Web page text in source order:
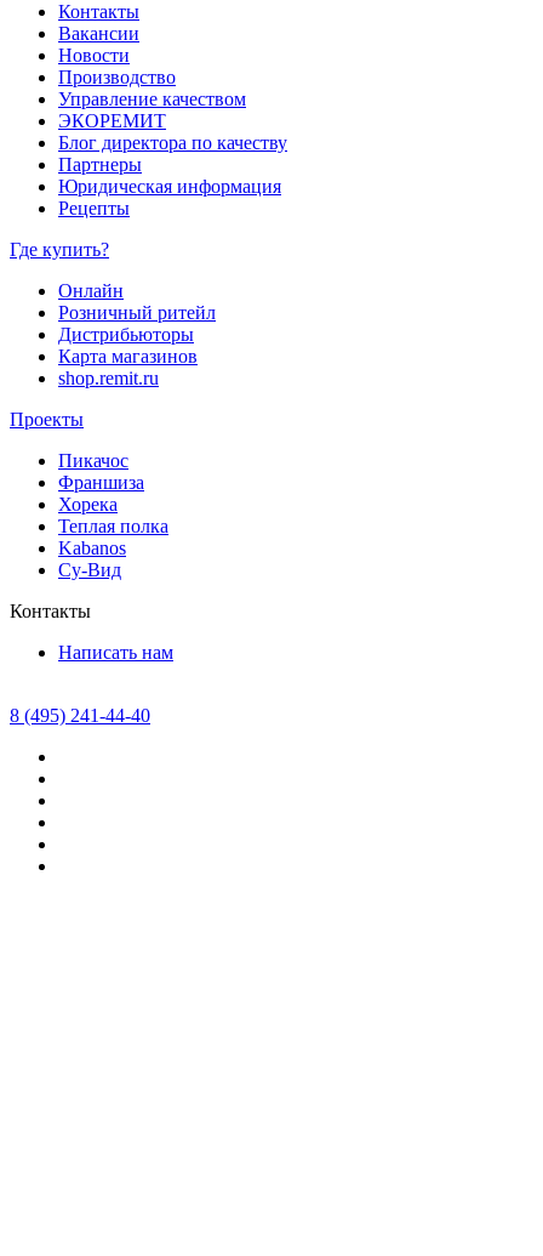
Контакты
Вакансии
Новости
Производство
Управление качеством
ЭКОРЕМИТ
Блог директора по качеству
Партнеры
Юридическая информация
Рецепты
Где купить?
Онлайн
Розничный ритейл
Дистрибьюторы
Карта магазинов
shop.remit.ru
Проекты
Пикачос
Франшиза
Хорека
Теплая полка
Kabanos
Су-Вид
Контакты
Написать нам
8 (495) 241-44-40